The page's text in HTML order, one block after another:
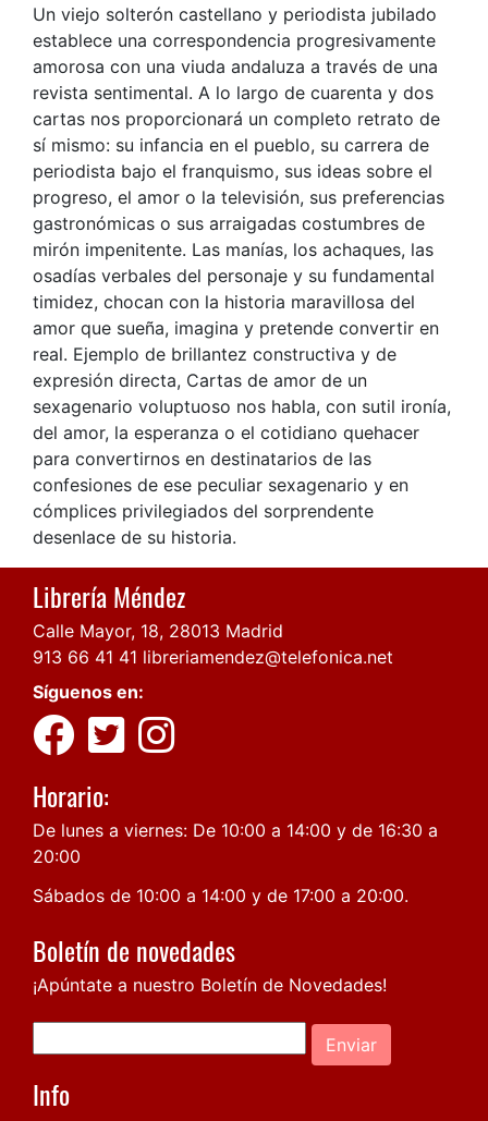
Un viejo solterón castellano y periodista jubilado
establece una correspondencia progresivamente
amorosa con una viuda andaluza a través de una
revista sentimental. A lo largo de cuarenta y dos
cartas nos proporcionará un completo retrato de
sí mismo: su infancia en el pueblo, su carrera de
periodista bajo el franquismo, sus ideas sobre el
progreso, el amor o la televisión, sus preferencias
gastronómicas o sus arraigadas costumbres de
mirón impenitente. Las manías, los achaques, las
osadías verbales del personaje y su fundamental
timidez, chocan con la historia maravillosa del
amor que sueña, imagina y pretende convertir en
real. Ejemplo de brillantez constructiva y de
expresión directa, Cartas de amor de un
sexagenario voluptuoso nos habla, con sutil ironía,
del amor, la esperanza o el cotidiano quehacer
para convertirnos en destinatarios de las
confesiones de ese peculiar sexagenario y en
cómplices privilegiados del sorprendente
desenlace de su historia.
Librería Méndez
Calle Mayor, 18, 28013 Madrid
913 66 41 41 libreriamendez@telefonica.net
Síguenos en:
Horario:
De lunes a viernes: De 10:00 a 14:00 y de 16:30 a
20:00
Sábados de 10:00 a 14:00 y de 17:00 a 20:00.
Boletín de novedades
¡Apúntate a nuestro Boletín de Novedades!
Enviar
Info